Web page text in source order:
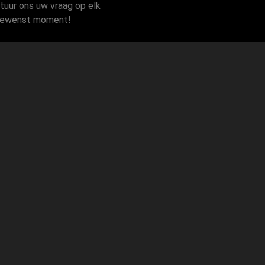
ons uw vraag op elk
moment!